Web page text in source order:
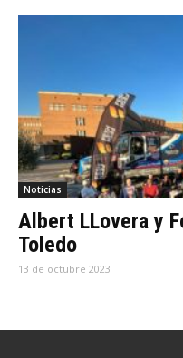
Noticias
Albert LLovera y
Toledo
13 de octubre 2023